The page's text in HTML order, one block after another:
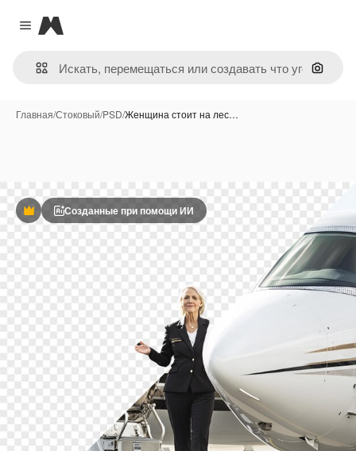
Close menu
Magnific
Поиск
Главная/Стоковый/PSD/Женщина стоит на лес…
ПремиумСозданные при помощи ИИ